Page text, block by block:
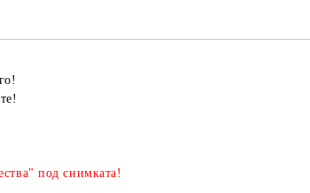
под снимката!